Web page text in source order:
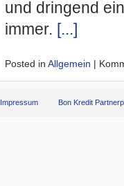
und dringend
immer. [...]
Posted in Allgemein |
Impressum Bon Kredit